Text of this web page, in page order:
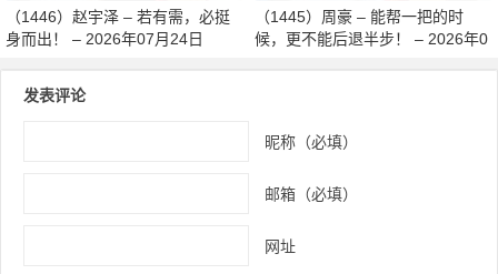
（1446）赵宇泽 – 若有需，必挺
身而出！ – 2026年07月24日
（1445）周豪 – 能帮一把的时
候，更不能后退半步！ – 2026年0
发表评论
昵称（必填）
邮箱（必填）
网址